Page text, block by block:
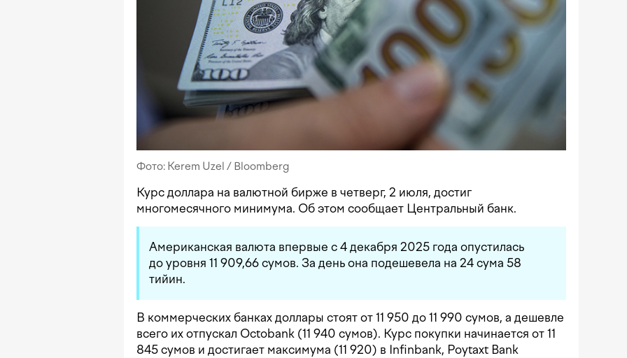
Фото: Kerem Uzel / Bloomberg
Курс доллара на валютной бирже в четверг, 2 июля, достиг
многомесячного минимума. Об этом сообщает Центральный банк.
Американская валюта впервые с 4 декабря 2025 года опустилась
до уровня 11 909,66 сумов. За день она подешевела на 24 сума 58
тийин.
В коммерческих банках доллары стоят от 11 950 до 11 990 сумов, а дешевле
всего их отпускал Octobank (11 940 сумов). Курс покупки начинается от 11
845 сумов и достигает максимума (11 920) в Infinbank, Poytaxt Bank